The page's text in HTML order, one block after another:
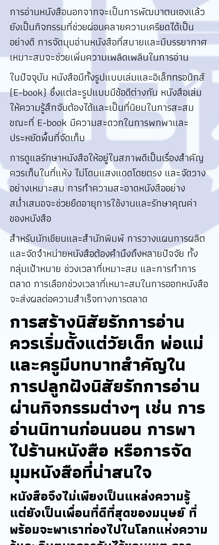
การอ่านหนังสือนอกจากจะเป็นการพัฒนาตนเองแล้ว
ยังเป็นกิจกรรมที่ช่วยผ่อนคลายความเครียดได้เป็น
อย่างดี การจัดมุมอ่านหนังสือที่สบายและมีบรรยากาศ
เหมาะสมจะช่วยเพิ่มความเพลิดเพลินในการอ่าน
ในปัจจุบัน หนังสือมีทั้งรูปแบบเล่มและอิเล็กทรอนิกส์
(E-book) ซึ่งแต่ละรูปแบบมีข้อดีต่างกัน หนังสือเล่ม
ให้ความรู้สึกจับต้องได้และเป็นที่นิยมในการสะสม
ขณะที่ E-book มีความสะดวกในการพกพาและ
ประหยัดพื้นที่จัดเก็บ
การดูแลรักษาหนังสือให้อยู่ในสภาพดีเป็นเรื่องสำคัญ
ควรเก็บในที่แห้ง ไม่โดนแสงแดดโดยตรง และจัดวาง
อย่างเหมาะสม การทำความสะอาดหนังสืออย่าง
สม่ำเสมอจะช่วยยืดอายุการใช้งานและรักษาคุณค่า
ของหนังสือ
สำหรับนักเขียนและสำนักพิมพ์ การวางแผนการผลิต
และจัดจำหน่ายหนังสือต้องคำนึงถึงหลายปัจจัย ทั้ง
กลุ่มเป้าหมาย ช่วงเวลาที่เหมาะสม และการทำการ
ตลาด การเลือกช่วงเวลาที่เหมาะสมในการออกหนังสือ
จะส่งผลต่อความสำเร็จทางการตลาด
การสร้างนิสัยรักการอ่าน
ควรเริ่มตั้งแต่วัยเด็ก พ่อแม่
และครูมีบทบาทสำคัญใน
การปลูกฝังนิสัยรักการอ่าน
ผ่านกิจกรรมต่างๆ เช่น การ
อ่านนิทานก่อนนอน การพา
ไปร้านหนังสือ หรือการจัด
มุมหนังสือที่น่าสนใจ
หนังสือจึงไม่เพียงเป็นแหล่งความรู้
แต่ยังเป็นเพื่อนที่ดีที่สุดของมนุษย์ ที่
พร้อมจะพาเราท่องไปในโลกแห่งความ